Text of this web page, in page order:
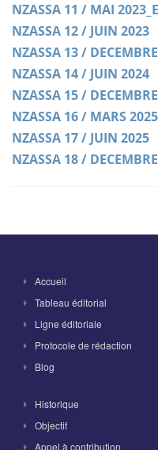
NZASSA 11 / MAI
NZASSA 12 / JUIN 2023
NZASSA 13 /
NZASSA 14 / JUIN 2024
NZASSA 15 /
NZASSA 16 / MARS
NZASSA 17 / JUIN 2025
NZASSA 18 /
Accueil
Tableau éditorial
Ligne éditoriale
Protocole de rédaction
Blog
Historique
Objectif
Appel à contribution